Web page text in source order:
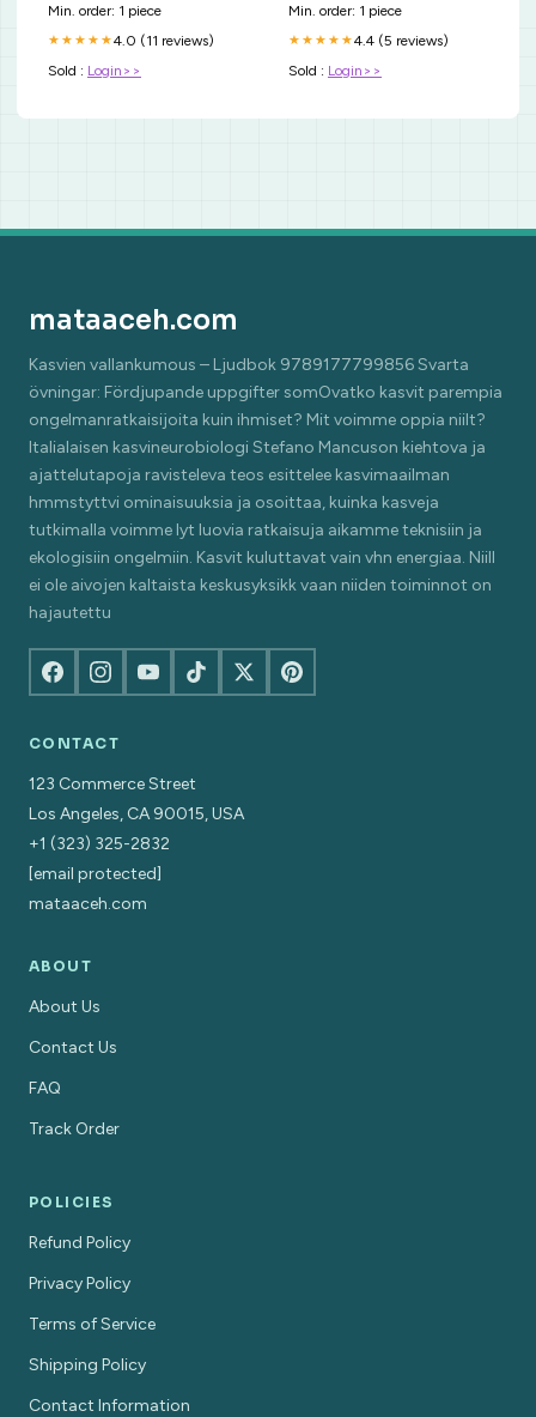
Min. order: 1 piece
★★★★★4.0 (11 reviews)
Sold : Login>>
Min. order: 1 piece
★★★★★4.4 (5 reviews)
Sold : Login>>
mataaceh.com
Kasvien vallankumous – Ljudbok 9789177799856 Svarta
övningar: Fördjupande uppgifter somOvatko kasvit parempia
ongelmanratkaisijoita kuin ihmiset? Mit voimme oppia niilt?
Italialaisen kasvineurobiologi Stefano Mancuson kiehtova ja
ajattelutapoja ravisteleva teos esittelee kasvimaailman
hmmstyttvi ominaisuuksia ja osoittaa, kuinka kasveja
tutkimalla voimme lyt luovia ratkaisuja aikamme teknisiin ja
ekologisiin ongelmiin. Kasvit kuluttavat vain vhn energiaa. Niill
ei ole aivojen kaltaista keskusyksikk vaan niiden toiminnot on
hajautettu
CONTACT
123 Commerce Street
Los Angeles, CA 90015, USA
+1 (323) 325-2832
[email protected]
mataaceh.com
ABOUT
About Us
Contact Us
FAQ
Track Order
POLICIES
Refund Policy
Privacy Policy
Terms of Service
Shipping Policy
Contact Information